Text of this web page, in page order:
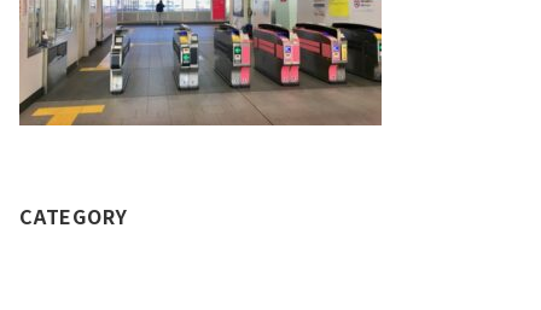
CATEGORY